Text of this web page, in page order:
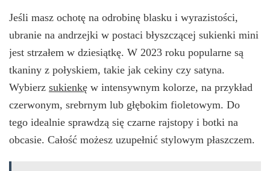
Jeśli masz ochotę na odrobinę blasku i wyrazistości,
ubranie na andrzejki w postaci błyszczącej sukienki mini
jest strzałem w dziesiątkę. W 2023 roku popularne są
tkaniny z połyskiem, takie jak cekiny czy satyna.
Wybierz sukienkę w intensywnym kolorze, na przykład
czerwonym, srebrnym lub głębokim fioletowym. Do
tego idealnie sprawdzą się czarne rajstopy i botki na
obcasie. Całość możesz uzupełnić stylowym płaszczem.